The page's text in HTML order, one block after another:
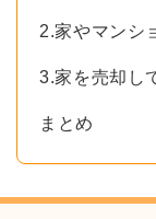
2.家やマンシ
3.家を売却し
まとめ